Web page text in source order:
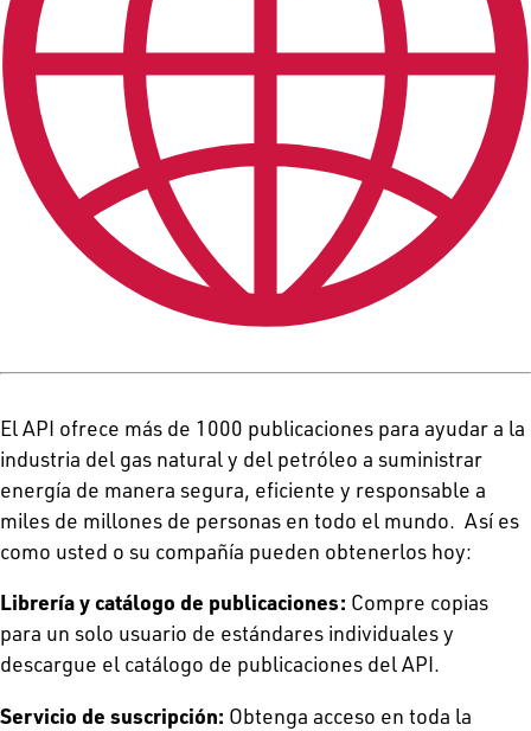
El API ofrece más de 1000 publicaciones para ayudar a la
industria del gas natural y del petróleo a suministrar
energía de manera segura, eficiente y responsable a
miles de millones de personas en todo el mundo. Así es
como usted o su compañía pueden obtenerlos hoy:
Librería y catálogo de publicaciones: Compre copias
para un solo usuario de estándares individuales y
descargue el catálogo de publicaciones del API.
Servicio de suscripción: Obtenga acceso en toda la